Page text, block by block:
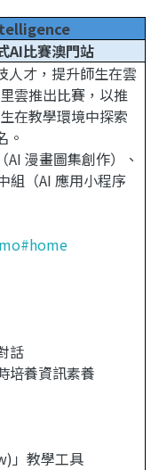
AI比賽澳門站
人才，提升師生在雲
雲推出比賽，以推
在教學環境中探索
。
漫畫圖集創作）、
組（AI 應用小程序
話
培養資訊素養
」教學工具